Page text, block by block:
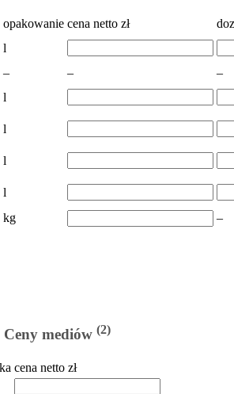
opakowanie cena netto zł
l
– –
–
l
l
l
l
kg –
Ceny mediów (2)
cena netto zł